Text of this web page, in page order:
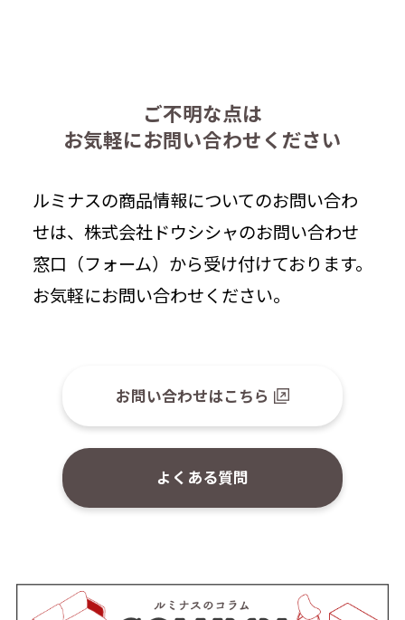
ご不明な点は
お気軽にお問い合わせください
ルミナスの商品情報についてのお問い合わ
せは、株式会社ドウシシャのお問い合わせ
窓口（フォーム）から受け付けております。
お気軽にお問い合わせください。
お問い合わせはこちら
よくある質問